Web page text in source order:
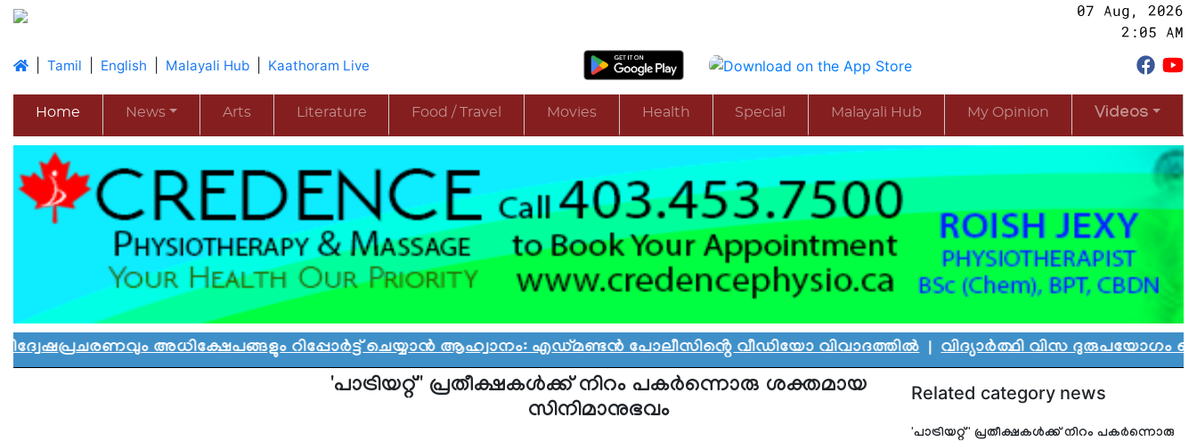
07 Aug, 2026
2:05 AM
|Tamil English Malayali Hub Kaathoram Live
Home News Arts Literature Food / Travel Movies Health Special Malayali Hub My Opinion Videos
അധിക്ഷേപങ്ങളും റിപ്പോർട്ട് ചെയ്യാൻ ആഹ്വാനം: എഡ്മണ്ടൻ പോലീസിൻ്റെ വീഡിയോ വിവാദത്തിൽ|വിദ്യാർത്ഥി വിസ ദുരുപയോഗം ചെയ്ത്
'പാട്രിയറ്റ്'' പ്രതീക്ഷകള്‍ക്ക് നിറം പകര്‍ന്നൊരു ശക്തമായ
സിനിമാനുഭവം
Related category news
'പാട്രിയറ്റ്'' പ്രതീക്ഷകള്‍ക്ക് നിറം പകര്‍ന്നൊരു